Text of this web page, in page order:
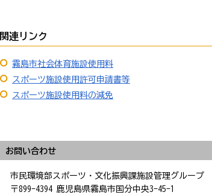
関連リンク
霧島市社会体育施設使用料
スポーツ施設使用許可申請書等
スポーツ施設使用料の減免
お問い合わせ
市民環境部スポーツ・文化振興課施設管理グループ
〒899-4394 鹿児島県霧島市国分中央3-45-1